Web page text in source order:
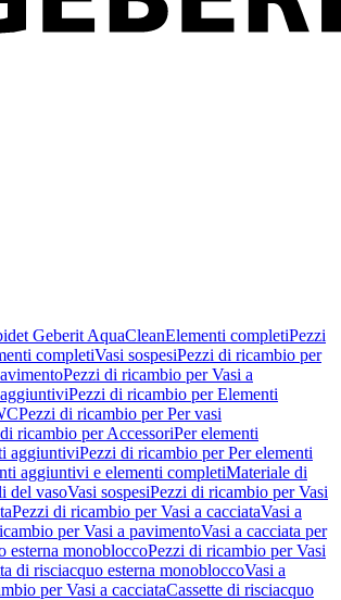
Geberit AquaCleanElementi completiPezzi
completiVasi sospesiPezzi di ricambio per
Pezzi di ricambio per Vasi a
Pezzi di ricambio per Elementi
Pezzi di ricambio per Per vasi
ricambio per AccessoriPer elementi
aggiuntiviPezzi di ricambio per Per elementi
aggiuntivi e elementi completiMateriale di
del vasoVasi sospesiPezzi di ricambio per Vasi
Pezzi di ricambio per Vasi a cacciataVasi a
per Vasi a pavimentoVasi a cacciata per
esterna monobloccoPezzi di ricambio per Vasi
di risciacquo esterna monobloccoVasi a
per Vasi a cacciataCassette di risciacquo